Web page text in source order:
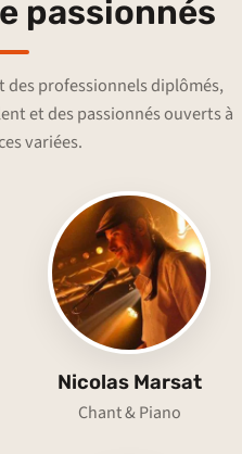
passionnés
des professionnels diplômés,
et des passionnés ouverts à
variées.
Nicolas Marsat
Chant & Piano